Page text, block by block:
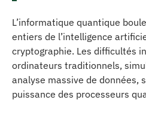
L’informatique quantique
entiers de l’intelligence
cryptographie. Les difficultés
ordinateurs traditionnels,
analyse massive de données,
puissance des processeurs